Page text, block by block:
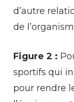
d’autre
de
Figure 2 :
sportifs qui
pour rendre